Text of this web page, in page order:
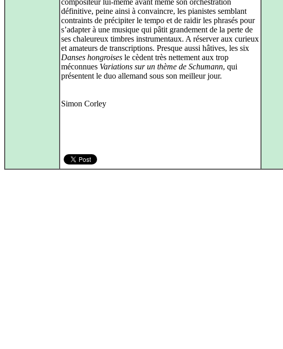
compositeur lui-même avant même son orchestration
définitive, peine ainsi à convaincre, les pianistes semblant
contraints de précipiter le tempo et de raidir les phrasés pour
s’adapter à une musique qui pâtit grandement de la perte de
ses chaleureux timbres instrumentaux. A réserver aux curieux
et amateurs de transcriptions. Presque aussi hâtives, les six
Danses hongroises le cèdent très nettement aux trop
méconnues Variations sur un thème de Schumann, qui
présentent le duo allemand sous son meilleur jour.
Simon Corley